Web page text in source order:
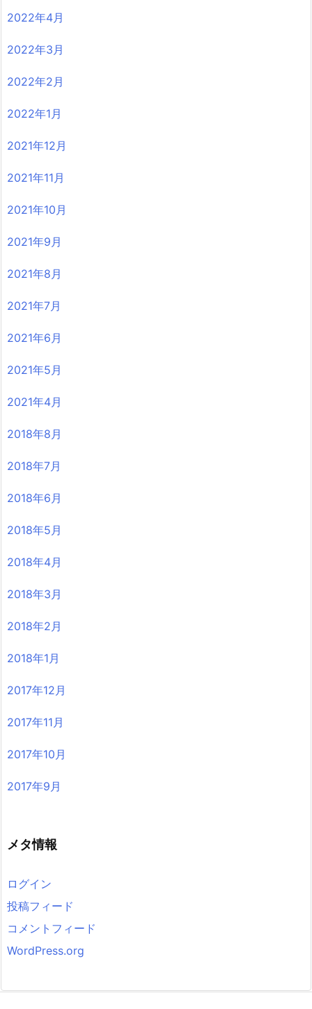
2022年4月
2022年3月
2022年2月
2022年1月
2021年12月
2021年11月
2021年10月
2021年9月
2021年8月
2021年7月
2021年6月
2021年5月
2021年4月
2018年8月
2018年7月
2018年6月
2018年5月
2018年4月
2018年3月
2018年2月
2018年1月
2017年12月
2017年11月
2017年10月
2017年9月
メタ情報
ログイン
投稿フィード
コメントフィード
WordPress.org